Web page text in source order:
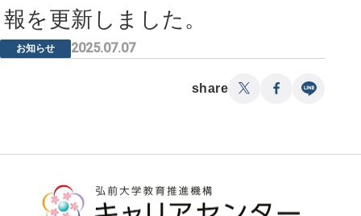
報を更新しました。
お知らせ 2025.07.07
share